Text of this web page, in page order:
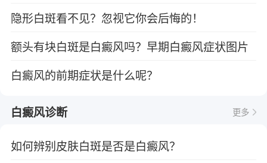
隐形白斑看不见？忽视它你会后悔的！
额头有块白斑是白癜风吗？早期白癜风症状图片
白癜风的前期症状是什么呢？
白癜风诊断 更多
如何辨别皮肤白斑是否是白癜风？